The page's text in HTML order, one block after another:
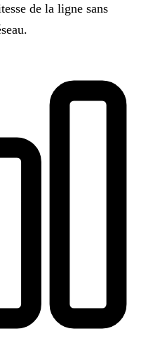
de la ligne sans